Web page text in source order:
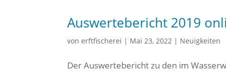
Auswertebericht 2019
vonerftfischerei | Mai 23, 2022 | Neuigkeiten
Der Auswertebericht zu den im